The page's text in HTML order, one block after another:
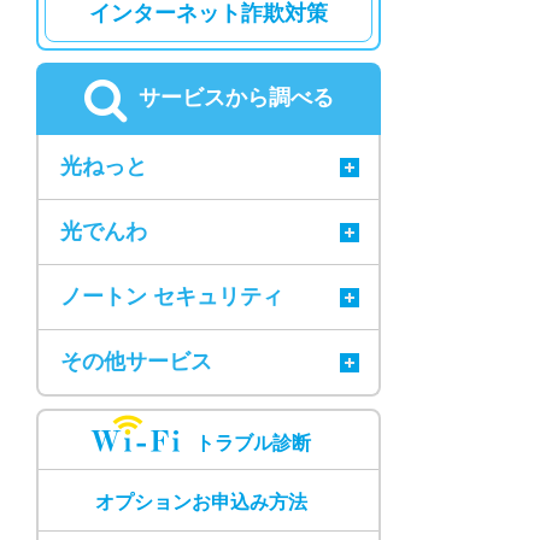
インターネット詐欺対策
サービスから調べる
光ねっと
光でんわ
ノートン セキュリティ
その他サービス
トラブル診断
オプションお申込み方法